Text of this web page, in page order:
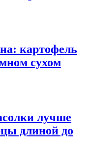
картофель
сухом
лучше
длиной до